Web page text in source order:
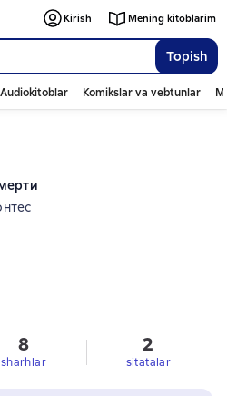
Topish
Kirish Mening kitoblarim
Audiokitoblar Komikslar va vebtunlar
8
sharhlar
2
sitatalar